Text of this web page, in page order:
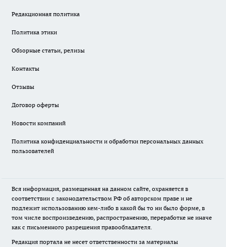
Редакционная политика
Политика этики
Обзорные статьи, релизы
Контакты
Отзывы
Договор оферты
Новости компаний
Политика конфиденциальности и обработки персональных данных
пользователей
Вся информация, размещенная на данном сайте, охраняется в
соответствии с законодательством РФ об авторском праве и не
подлежит использованию кем-либо в какой бы то ни было форме, в
том числе воспроизведению, распространению, переработке не иначе
как с письменного разрешения правообладателя.
Редакция портала не несет ответственности за материалы